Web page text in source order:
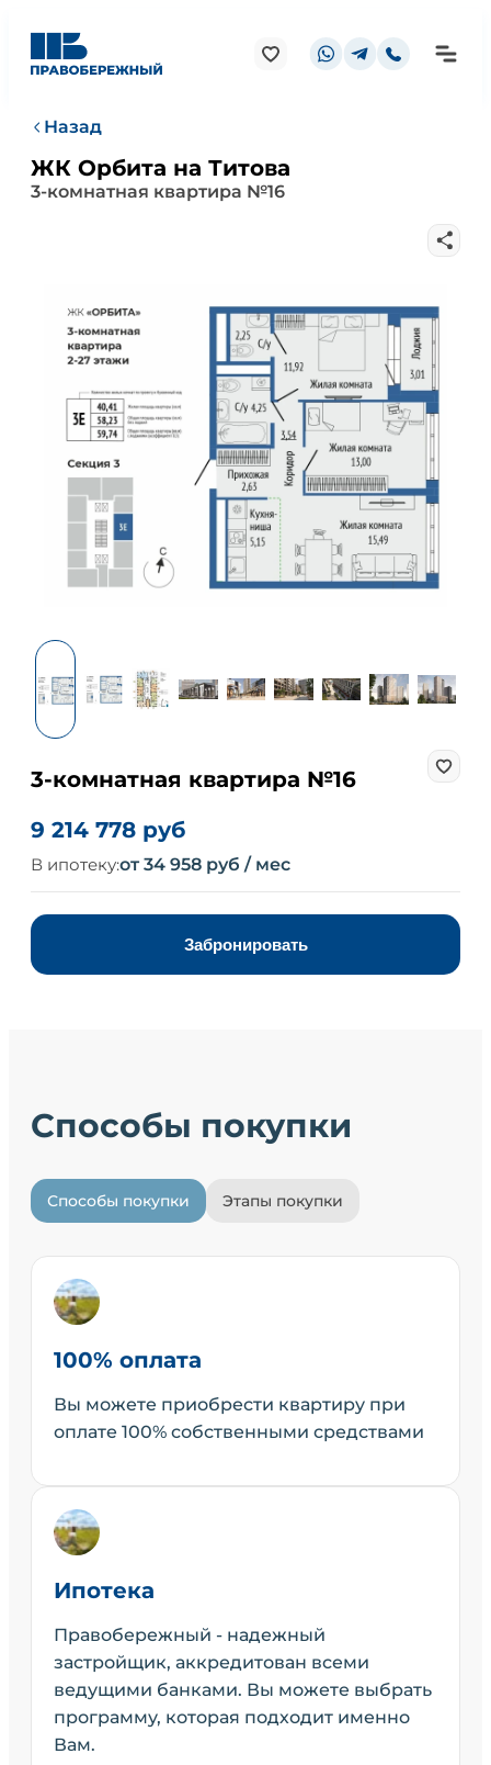
Назад
ЖК Орбита на Титова
3-комнатная квартира №16
3-комнатная квартира №16
9 214 778 руб
В ипотеку:от 34 958 руб / мес
Забронировать
Способы покупки
Способы покупки Этапы покупки
100% оплата
Вы можете приобрести квартиру при
оплате 100% собственными средствами
Ипотека
Правобережный - надежный
застройщик, аккредитован всеми
ведущими банками. Вы можете выбрать
программу, которая подходит именно
Вам.